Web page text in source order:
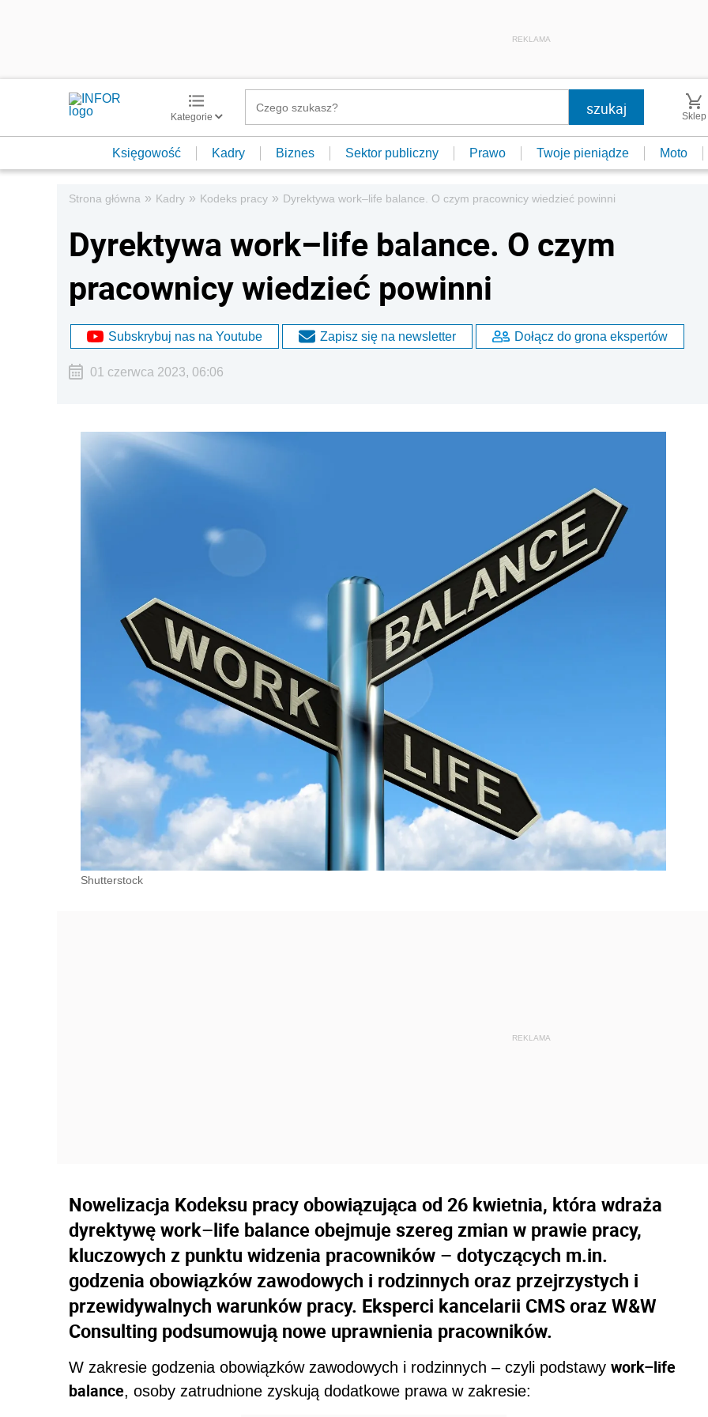
REKLAMA
Kategorie Sklep
Księgowość Kadry Biznes Sektor publiczny Prawo Twoje pieniądze Moto
Strona główna » Kadry » Kodeks pracy » Dyrektywa work–life balance. O czym pracownicy wiedzieć powinni
Dyrektywa work–life balance. O czym
pracownicy wiedzieć powinni
Subskrybuj nas na Youtube Zapisz się na newsletter Dołącz do grona ekspertów
01 czerwca 2023, 06:06
Shutterstock
Nowelizacja Kodeksu pracy obowiązująca od 26 kwietnia, która wdraża
dyrektywę work–life balance obejmuje szereg zmian w prawie pracy,
kluczowych z punktu widzenia pracowników – dotyczących m.in.
godzenia obowiązków zawodowych i rodzinnych oraz przejrzystych i
przewidywalnych warunków pracy. Eksperci kancelarii CMS oraz W&W
Consulting podsumowują nowe uprawnienia pracowników.
W zakresie godzenia obowiązków zawodowych i rodzinnych – czyli podstawy work–life
balance, osoby zatrudnione zyskują dodatkowe prawa w zakresie: